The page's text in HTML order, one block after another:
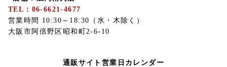
TEL：06-6621-4677
営業時間 10:30～18:30（水・木除く）
大阪市阿倍野区昭和町2-6-10
通販サイト営業日カレンダー